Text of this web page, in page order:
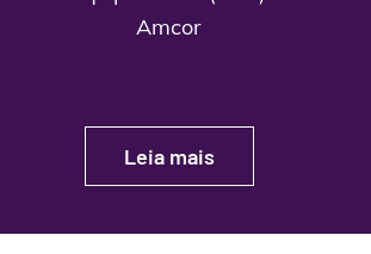
Amcor
Leia mais